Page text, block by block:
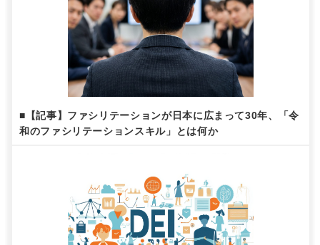
■【記事】ファシリテーションが日本に広まって30年、「令
和のファシリテーションスキル」とは何か